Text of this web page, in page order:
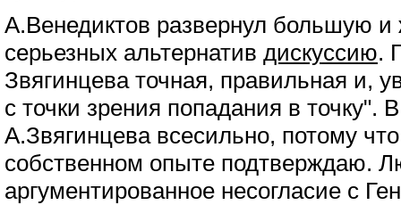
А.Венедиктов развернул большую и
серьезных альтернатив дискуссию.
Звягинцева точная, правильная и,
с точки зрения попадания в точку".
А.Звягинцева всесильно, потому
собственном опыте подтверждаю.
аргументированное несогласие с